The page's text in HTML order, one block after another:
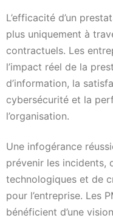
L’efficacité d’un
plus uniquement à
contractuels. Les
l’impact réel de la
d’information, la
cybersécurité et la
l’organisation.
Une infogérance
prévenir les incidents,
technologiques et de
pour l’entreprise. Les
bénéficient d’une